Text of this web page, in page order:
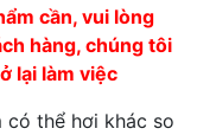
cần, vui lòng
hàng, chúng tôi
lại làm việc
thể hơi khác so